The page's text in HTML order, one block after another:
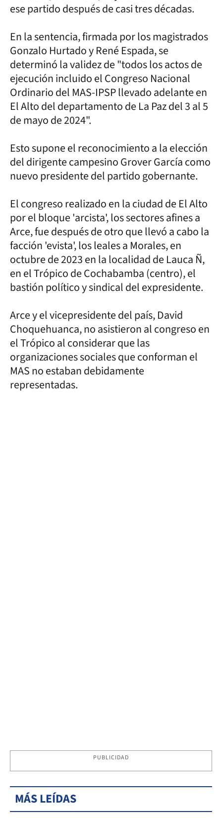
ese partido después de casi tres décadas.
En la sentencia, firmada por los magistrados
Gonzalo Hurtado y René Espada, se
determinó la validez de "todos los actos de
ejecución incluido el Congreso Nacional
Ordinario del MAS-IPSP llevado adelante en
El Alto del departamento de La Paz del 3 al 5
de mayo de 2024".
Esto supone el reconocimiento a la elección
del dirigente campesino Grover García como
nuevo presidente del partido gobernante.
El congreso realizado en la ciudad de El Alto
por el bloque 'arcista', los sectores afines a
Arce, fue después de otro que llevó a cabo la
facción 'evista', los leales a Morales, en
octubre de 2023 en la localidad de Lauca Ñ,
en el Trópico de Cochabamba (centro), el
bastión político y sindical del expresidente.
Arce y el vicepresidente del país, David
Choquehuanca, no asistieron al congreso en
el Trópico al considerar que las
organizaciones sociales que conforman el
MAS no estaban debidamente
representadas.
PUBLICIDAD
MÁS LEÍDAS